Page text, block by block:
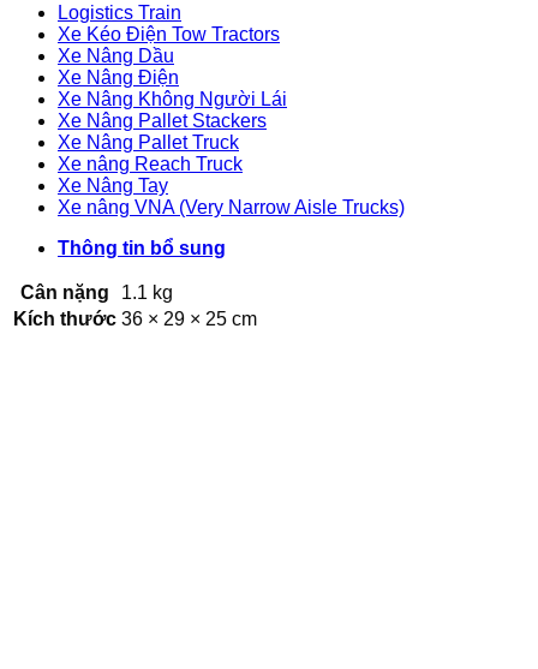
Logistics Train
Xe Kéo Điện Tow Tractors
Xe Nâng Dầu
Xe Nâng Điện
Xe Nâng Không Người Lái
Xe Nâng Pallet Stackers
Xe Nâng Pallet Truck
Xe nâng Reach Truck
Xe Nâng Tay
Xe nâng VNA (Very Narrow Aisle Trucks)
Thông tin bổ sung
Cân nặng
1.1 kg
Kích thước 36 × 29 × 25 cm